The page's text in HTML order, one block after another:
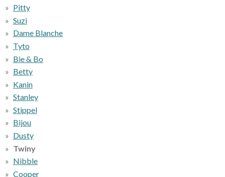
Pitty
Suzi
Dame Blanche
Tyto
Bie & Bo
Betty
Kanin
Stanley
Stippel
Bijou
Dusty
Twiny
Nibble
Cooper